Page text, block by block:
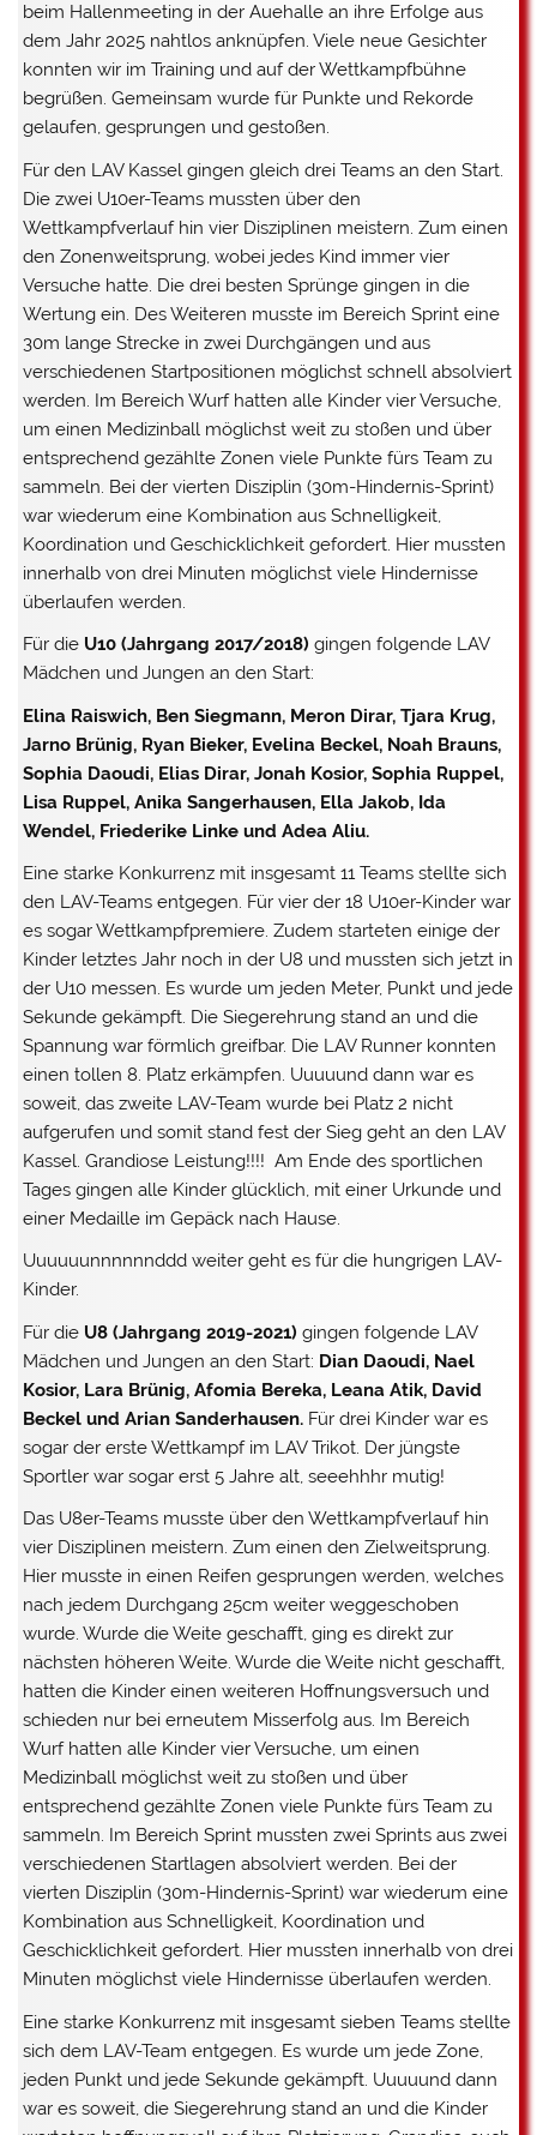
beim Hallenmeeting in der Auehalle an ihre Erfolge aus
dem Jahr 2025 nahtlos anknüpfen. Viele neue Gesichter
konnten wir im Training und auf der Wettkampfbühne
begrüßen. Gemeinsam wurde für Punkte und Rekorde
gelaufen, gesprungen und gestoßen.
Für den LAV Kassel gingen gleich drei Teams an den Start.
Die zwei U10er-Teams mussten über den
Wettkampfverlauf hin vier Disziplinen meistern. Zum einen
den Zonenweitsprung, wobei jedes Kind immer vier
Versuche hatte. Die drei besten Sprünge gingen in die
Wertung ein. Des Weiteren musste im Bereich Sprint eine
30m lange Strecke in zwei Durchgängen und aus
verschiedenen Startpositionen möglichst schnell absolviert
werden. Im Bereich Wurf hatten alle Kinder vier Versuche,
um einen Medizinball möglichst weit zu stoßen und über
entsprechend gezählte Zonen viele Punkte fürs Team zu
sammeln. Bei der vierten Disziplin (30m-Hindernis-Sprint)
war wiederum eine Kombination aus Schnelligkeit,
Koordination und Geschicklichkeit gefordert. Hier mussten
innerhalb von drei Minuten möglichst viele Hindernisse
überlaufen werden.
Für die U10 (Jahrgang 2017/2018) gingen folgende LAV
Mädchen und Jungen an den Start:
Elina Raiswich, Ben Siegmann, Meron Dirar, Tjara Krug,
Jarno Brünig, Ryan Bieker, Evelina Beckel, Noah Brauns,
Sophia Daoudi, Elias Dirar, Jonah Kosior, Sophia Ruppel,
Lisa Ruppel, Anika Sangerhausen, Ella Jakob, Ida
Wendel, Friederike Linke und Adea Aliu.
Eine starke Konkurrenz mit insgesamt 11 Teams stellte sich
den LAV-Teams entgegen. Für vier der 18 U10er-Kinder war
es sogar Wettkampfpremiere. Zudem starteten einige der
Kinder letztes Jahr noch in der U8 und mussten sich jetzt in
der U10 messen. Es wurde um jeden Meter, Punkt und jede
Sekunde gekämpft. Die Siegerehrung stand an und die
Spannung war förmlich greifbar. Die LAV Runner konnten
einen tollen 8. Platz erkämpfen. Uuuuund dann war es
soweit, das zweite LAV-Team wurde bei Platz 2 nicht
aufgerufen und somit stand fest der Sieg geht an den LAV
Kassel. Grandiose Leistung!!!! Am Ende des sportlichen
Tages gingen alle Kinder glücklich, mit einer Urkunde und
einer Medaille im Gepäck nach Hause.
Uuuuuunnnnnnddd weiter geht es für die hungrigen LAV-
Kinder.
Für die U8 (Jahrgang 2019-2021) gingen folgende LAV
Mädchen und Jungen an den Start: Dian Daoudi, Nael
Kosior, Lara Brünig, Afomia Bereka, Leana Atik, David
Beckel und Arian Sanderhausen. Für drei Kinder war es
sogar der erste Wettkampf im LAV Trikot. Der jüngste
Sportler war sogar erst 5 Jahre alt, seeehhhr mutig!
Das U8er-Teams musste über den Wettkampfverlauf hin
vier Disziplinen meistern. Zum einen den Zielweitsprung.
Hier musste in einen Reifen gesprungen werden, welches
nach jedem Durchgang 25cm weiter weggeschoben
wurde. Wurde die Weite geschafft, ging es direkt zur
nächsten höheren Weite. Wurde die Weite nicht geschafft,
hatten die Kinder einen weiteren Hoffnungsversuch und
schieden nur bei erneutem Misserfolg aus. Im Bereich
Wurf hatten alle Kinder vier Versuche, um einen
Medizinball möglichst weit zu stoßen und über
entsprechend gezählte Zonen viele Punkte fürs Team zu
sammeln. Im Bereich Sprint mussten zwei Sprints aus zwei
verschiedenen Startlagen absolviert werden. Bei der
vierten Disziplin (30m-Hindernis-Sprint) war wiederum eine
Kombination aus Schnelligkeit, Koordination und
Geschicklichkeit gefordert. Hier mussten innerhalb von drei
Minuten möglichst viele Hindernisse überlaufen werden.
Eine starke Konkurrenz mit insgesamt sieben Teams stellte
sich dem LAV-Team entgegen. Es wurde um jede Zone,
jeden Punkt und jede Sekunde gekämpft. Uuuuund dann
war es soweit, die Siegerehrung stand an und die Kinder